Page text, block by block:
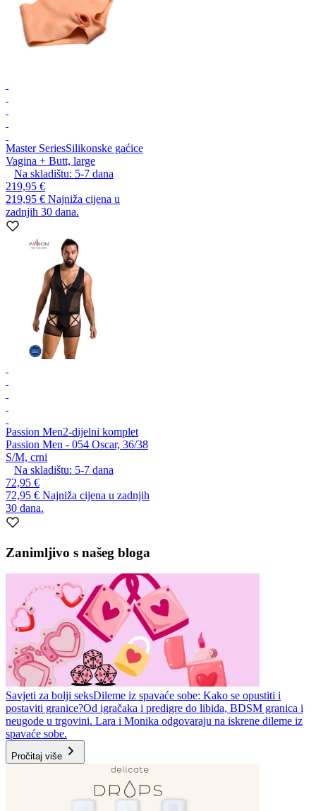
Master SeriesSilikonske gaćice
Vagina + Butt, large
Na skladištu: 5-7 dana
219,95 €
219,95 € Najniža cijena u
zadnjih 30 dana.
Passion Men2-dijelni komplet
Passion Men - 054 Oscar, 36/38
S/M, crni
Na skladištu: 5-7 dana
72,95 €
72,95 € Najniža cijena u zadnjih
30 dana.
Zanimljivo s našeg bloga
Savjeti za bolji seksDileme iz spavaće sobe: Kako se opustiti i
postaviti granice?Od igračaka i predigre do libida, BDSM granica i
neugode u trgovini. Lara i Monika odgovaraju na iskrene dileme iz
spavaće sobe.
Pročitaj više